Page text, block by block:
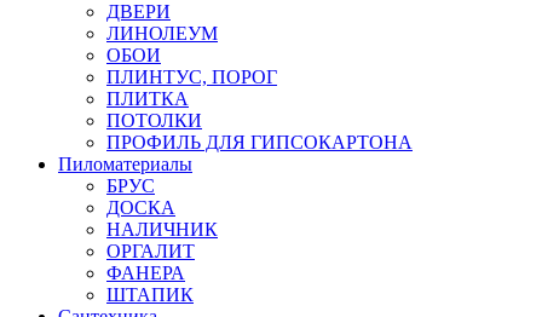
ДВЕРИ
ЛИНОЛЕУМ
ОБОИ
ПЛИНТУС, ПОРОГ
ПЛИТКА
ПОТОЛКИ
ПРОФИЛЬ ДЛЯ ГИПСОКАРТОНА
Пиломатериалы
БРУС
ДОСКА
НАЛИЧНИК
ОРГАЛИТ
ФАНЕРА
ШТАПИК